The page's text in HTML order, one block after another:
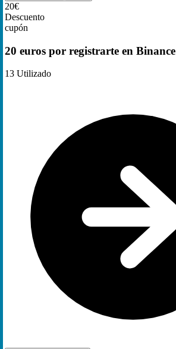
20€
Descuento
cupón
20 euros por registrarte en Binance
13 Utilizado